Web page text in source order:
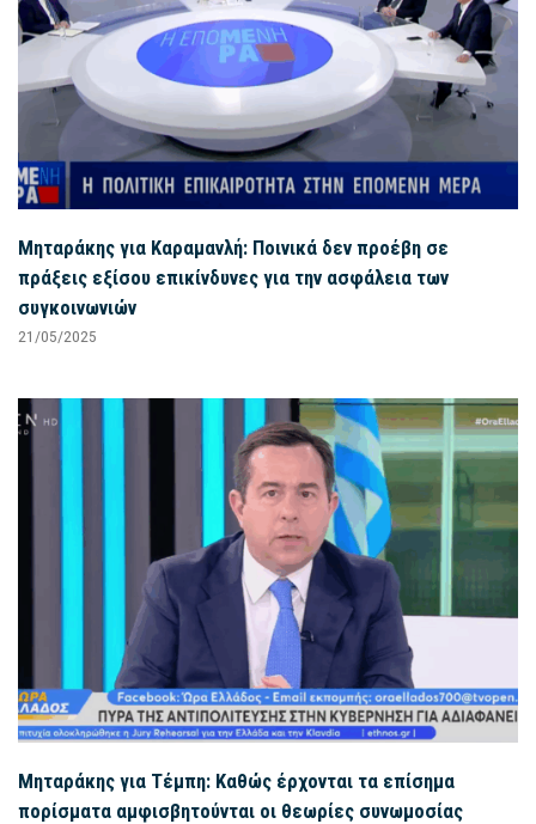
Μηταράκης για Καραμανλή: Ποινικά δεν προέβη σε
πράξεις εξίσου επικίνδυνες για την ασφάλεια των
συγκοινωνιών
21/05/2025
Μηταράκης για Τέμπη: Καθώς έρχονται τα επίσημα
πορίσματα αμφισβητούνται οι θεωρίες συνωμοσίας